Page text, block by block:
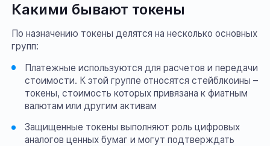
Какими бывают токены
По назначению токены делятся на несколько основных
групп:
Платежные используются для расчетов и передачи
стоимости. К этой группе относятся стейблкоины –
токены, стоимость которых привязана к фиатным
валютам или другим активам
Защищенные токены выполняют роль цифровых
аналогов ценных бумаг и могут подтверждать